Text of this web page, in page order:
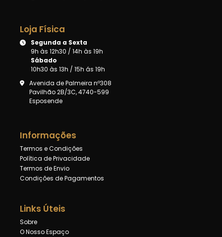
Loja Física
Segunda a Sexta
9h às 12h30 / 14h às 19h
Sábado
10h30 às 13h / 15h ás 19h
Avenida de Palmeira nº308
Pavilhão 2B/3C, 4740-599
Esposende
Informações
Termos e Condições
Política de Privacidade
Termos de Envio
Condições de Pagamentos
Links Úteis
Sobre
O Nosso Espaço